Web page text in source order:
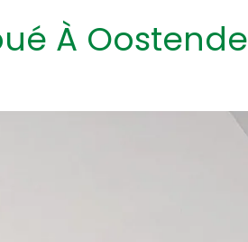
À Oostende